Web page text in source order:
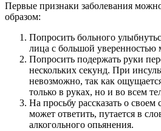
Первые признаки заболевания
образом:
Попросить больного
лица с большой уверенностью
Попросить подержать руки
нескольких секунд. При
невозможно, так как
только в руках, но и во всем
На просьбу рассказать о
может ответить, путается в
алкогольного опьянения.